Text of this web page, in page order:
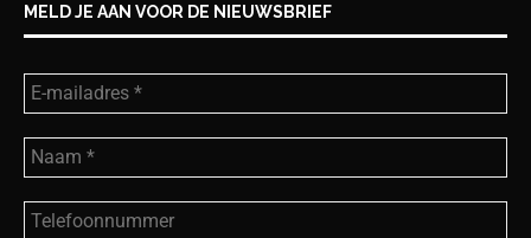
MELD JE AAN VOOR DE NIEUWSBRIEF